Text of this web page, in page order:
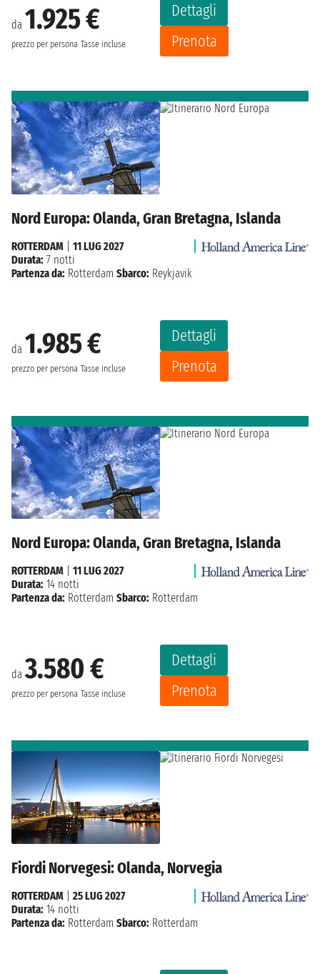
da 1.925 €
prezzo per persona Tasse incluse
Dettagli
Prenota
Nord Europa: Olanda, Gran Bretagna, Islanda
da 1.985 €
prezzo per persona Tasse incluse
Dettagli
Prenota
ROTTERDAM
11 LUG 2027
Durata: 7 notti
Partenza da: Rotterdam Sbarco: Reykjavik
Nord Europa: Olanda, Gran Bretagna, Islanda
da3.580 €
prezzo per persona Tasse incluse
Dettagli
Prenota
ROTTERDAM
11 LUG 2027
Durata: 14 notti
Partenza da: Rotterdam Sbarco: Rotterdam
Fiordi Norvegesi: Olanda, Norvegia
ROTTERDAM
25 LUG 2027
Durata: 14 notti
Partenza da: Rotterdam Sbarco: Rotterdam